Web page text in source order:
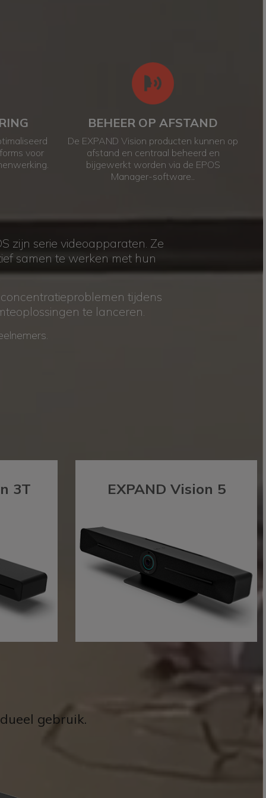
voor
BEHEER OP AFSTAND
De EXPAND Vision producten kunnen op
afstand en centraal beheerd en
bijgewerkt worden via de EPOS
Manager-software..
zijn serie videoapparaten. Ze
samen te werken met hun
tijdens
te lanceren.
3T EXPAND Vision 5
gebruik.